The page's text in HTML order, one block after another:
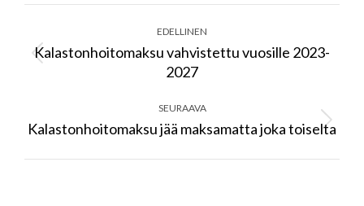
Post
EDELLINEN
Previous
post:
Kalastonhoitomaksu vahvistettu vuosille 2023-
2027
SEURAAVA
Next
Kalastonhoitomaksu jää maksamatta joka toiselta